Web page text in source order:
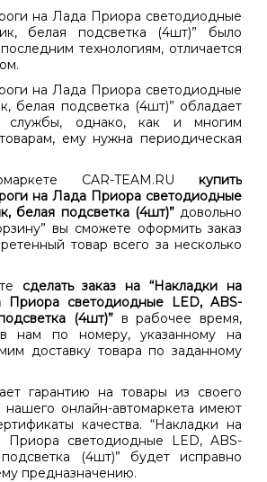
на Лада Приора светодиодные
белая подсветка (4шт)” было
технологиям, отличается
на Лада Приора светодиодные
белая подсветка (4шт)” обладает
службы, однако, как и многим
ему нужна периодическая
CAR-TEAM.RU купить
на Лада Приора светодиодные
белая подсветка (4шт)”довольно
вы сможете оформить заказ
товар всего за несколько
сделать заказ на “Накладки на
светодиодные LED, ABS-
(4шт)” в рабочее время,
нам по номеру, указанному на
доставку товара по заданному
гарантию на товары из своего
нашего онлайн-автомаркета имеют
качества. “Накладки на
светодиодные LED, ABS-
(4шт)” будет исправно
предназначению.